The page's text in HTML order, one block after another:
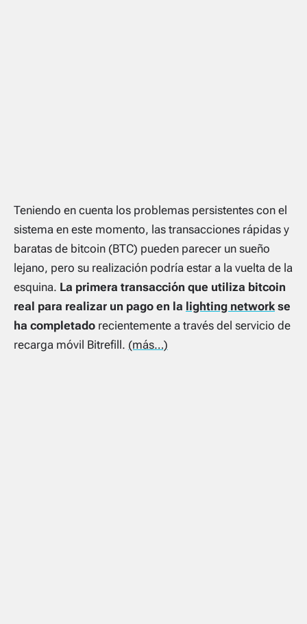
Teniendo en cuenta los problemas persistentes con el
sistema en este momento, las transacciones rápidas y
baratas de bitcoin (BTC) pueden parecer un sueño
lejano, pero su realización podría estar a la vuelta de la
esquina. La primera transacción que utiliza bitcoin
real para realizar un pago en la lighting networkse
ha completado recientemente a través del servicio de
recarga móvil Bitrefill. (más…)